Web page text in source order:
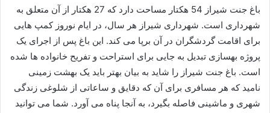
باغ جنت شیراز 54 هکتار مساحت دارد که 27 هکتار از آن متعلق به
شهرداری است. شهرداری شیراز هر سال، در ایام نوروز کمپ هایی
برای اقامت گردشگران در آن برپا می کند. این باغ پس از اجرای یک
پروژه بهسازی تبدیل به جایی برای استراحت و تفریح خانواده ها شده
است. باغ جنت شیراز را شاید به بیان بهتر باید یک بهشت زمینی
نامید که هر مسافری برای آن که دقایق و ساعاتی از شلوغی زندگی
شهری و ماشینی فاصله بگیرد، به آنجا پناه می آورد. شما می توانید